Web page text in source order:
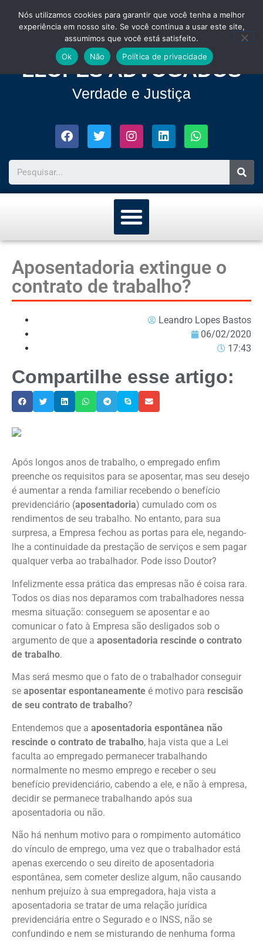
LLOPES ADVOGADOS
Verdade e Justiça
Aposentadoria extingue o
contrato de trabalho?
Leandro Lopes Bastos
06/02/2020
17:43
Compartilhe esse artigo:
Após longos anos de trabalho, o empregado enfim
preenche os requisitos para se aposentar, mas seu desejo
é aumentar a renda familiar recebendo o benefício
previdenciário (aposentadoria) cumulado com os
rendimentos de seu trabalho. No entanto, para sua
surpresa, a Empresa fechou as portas para ele, negando-
lhe a continuidade da prestação de serviços e sem pagar
qualquer verba ao trabalhador. Pode isso Doutor?
Infelizmente essa prática das empresas não é coisa rara.
Todos os dias nos deparamos com trabalhadores nessa
mesma situação: conseguem se aposentar e ao
comunicar o fato à Empresa são desligados sob o
argumento de que a aposentadoria rescinde o contrato
de trabalho.
Mas será mesmo que o fato de o trabalhador conseguir
se aposentar espontaneamente é motivo para rescisão
de seu contrato de trabalho?
Entendemos que a aposentadoria espontânea não
rescinde o contrato de trabalho, haja vista que a Lei
faculta ao empregado permanecer trabalhando
normalmente no mesmo emprego e receber o seu
benefício previdenciário, cabendo a ele, e não à empresa,
decidir se permanece trabalhando após sua
aposentadoria ou não.
Não há nenhum motivo para o rompimento automático
do vínculo de emprego, uma vez que o trabalhador está
apenas exercendo o seu direito de aposentadoria
espontânea, sem cometer deslize algum, não causando
nenhum prejuízo à sua empregadora, haja vista a
aposentadoria se tratar de uma relação jurídica
previdenciária entre o Segurado e o INSS, não se
confundindo e nem se misturando de nenhuma forma
Nós utilizamos cookies para garantir que você tenha a melhor
experiência em nosso site. Se você continua a usar este site,
assumimos que você está satisfeito.
Ok
Não Política de privacidade